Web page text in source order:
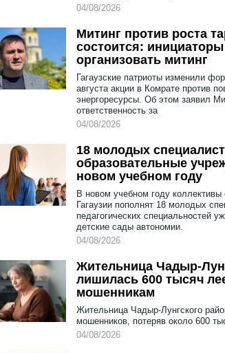
04/08/2026
Митинг против роста
состоится:
организовать митинг
Гагаузские патриоты изменили
августа акции в Комрате против
энергоресурсы. Об этом заявил
ответственность за
04/08/2026
18 молодых
образовательные
новом учебном году
В новом учебном году
Гагаузии пополнят 18 молодых
педагогических специальностей
детские сады автономии.
04/08/2026
Жительница Чадыр-
лишилась 600 тысяч
мошенникам
Жительница Чадыр-Лунгского
мошенников, потеряв около 600
04/08/2026